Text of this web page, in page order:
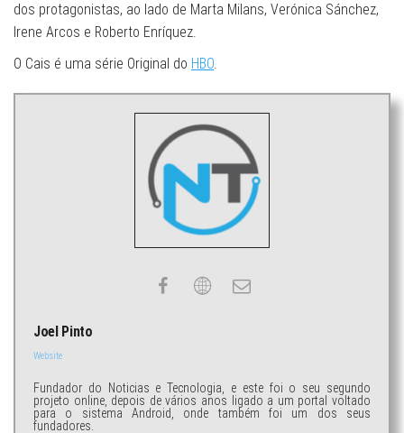
dos protagonistas, ao lado de Marta Milans, Verónica Sánchez,
Irene Arcos e Roberto Enríquez.
O Cais é uma série Original do HBO.
Joel Pinto
Website
Fundador do Noticias e Tecnologia, e este foi o seu segundo
projeto online, depois de vários anos ligado a um portal voltado
para o sistema Android, onde também foi um dos seus
fundadores.